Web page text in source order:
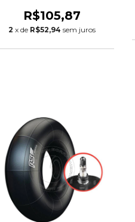
R$105,87
2 x de R$52,94 sem juros